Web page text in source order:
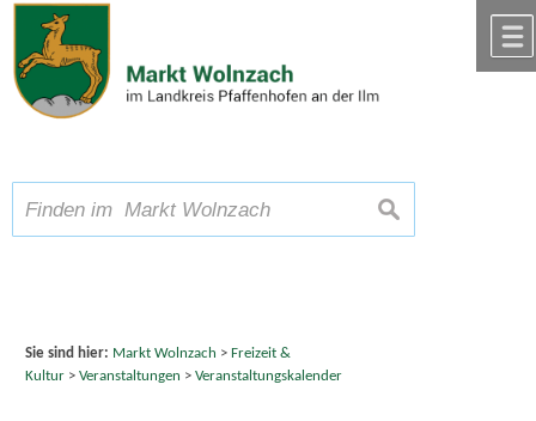
Zum Inhalt,zur Navigation
Schriftgröße A A A suchen
Sie sind hier: Markt Wolnzach > Freizeit &
Kultur> Veranstaltungen > Veranstaltungskalender